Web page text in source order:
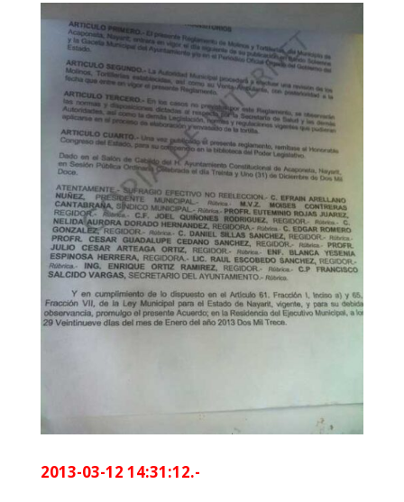
2013-03-12 14:31:12.-